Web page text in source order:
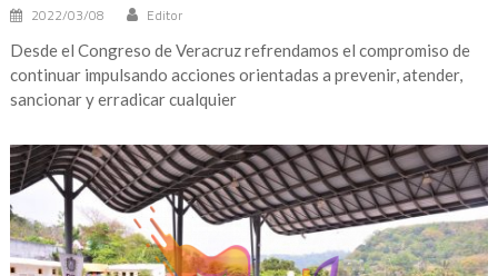
2022/03/08 Editor
Desde el Congreso de Veracruz refrendamos el compromiso de
continuar impulsando acciones orientadas a prevenir, atender,
sancionar y erradicar cualquier